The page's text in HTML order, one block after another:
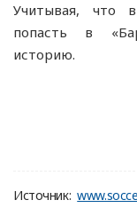
Учитывая, что
попасть в
историю.
Источник: